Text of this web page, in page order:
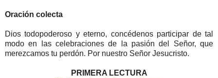
Oración colecta
Dios todopoderoso y eterno, concédenos participar de tal
modo en las celebraciones de la pasión del Señor, que
merezcamos tu perdón. Por nuestro Señor Jesucristo.
PRIMERA LECTURA